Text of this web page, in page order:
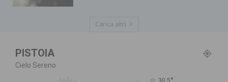
Carica altri
PISTOIA
Cielo Sereno
30.5